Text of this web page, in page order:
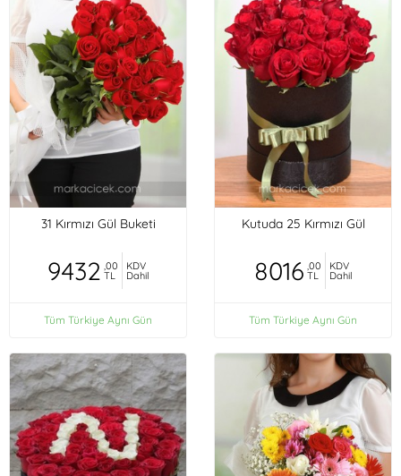
31 Kırmızı Gül Buketi
9432 ,00
TL
KDV
Dahil
Tüm Türkiye Aynı Gün
Kutuda 25 Kırmızı Gül
8016 ,00
TL
KDV
Dahil
Tüm Türkiye Aynı Gün